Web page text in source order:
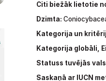
Citi biežāk lietotie
Dzimta:
Kategorija un
Kategorija globāli,
Statuss tuvējās
Saskaņā ar IUCN